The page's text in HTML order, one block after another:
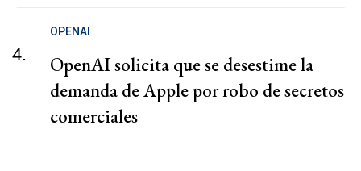
4.
OPENAI
OpenAI solicita que se desestime la
demanda de Apple por robo de secretos
comerciales